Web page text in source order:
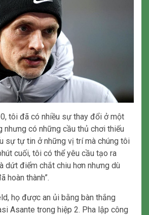
tôi đã có nhiều sự thay đổi ở một
nhưng có những cầu thủ chơi thiếu
sự tự tin ở những vị trí mà chúng tôi
cuối, tôi có thể yêu cầu tạo ra
dứt điểm chắt chiu hơn nhưng dù
hoàn thành”.
họ được an ủi bằng bàn thắng
Asante trong hiệp 2. Pha lập công